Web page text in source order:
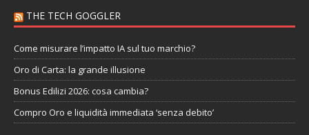
THE TECH GOGGLER
Come misurare l’impatto IA sul tuo marchio?
Oro di Carta: la grande illusione
Bonus Edilizi 2026: cosa cambia?
Compro Oro e liquidità immediata ‘senza debito’